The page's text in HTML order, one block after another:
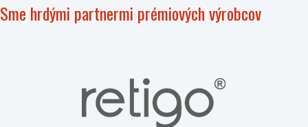
Sme hrdými partnermi prémiových výrobcov